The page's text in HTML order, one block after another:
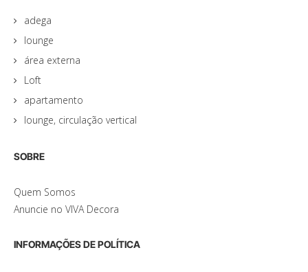
adega
lounge
área externa
Loft
apartamento
lounge, circulação vertical
SOBRE
Quem Somos
Anuncie no VIVA Decora
INFORMAÇÕES DE POLÍTICA